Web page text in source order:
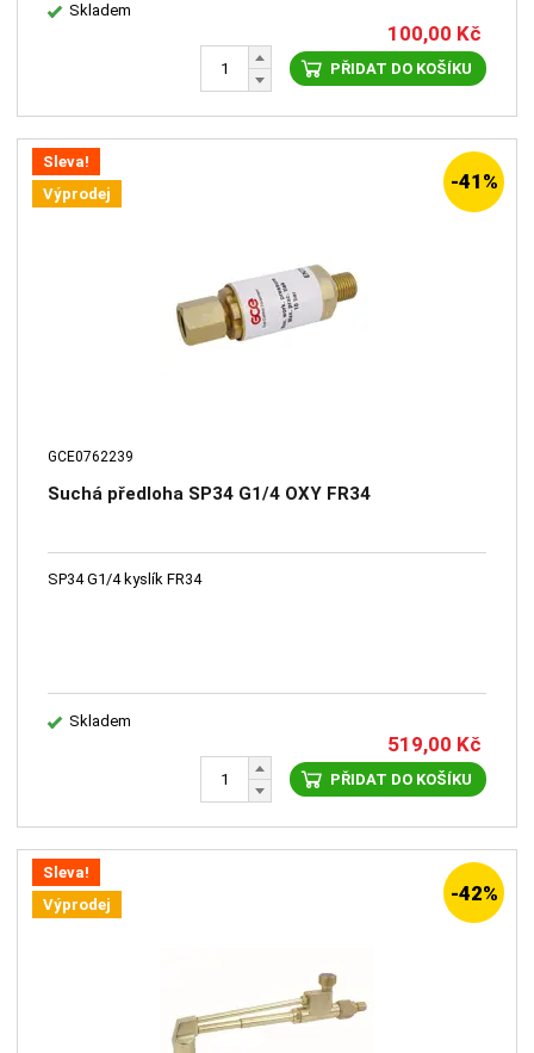
Skladem
100,00 Kč
PŘIDAT DO KOŠÍKU
Sleva!
Výprodej
-41%
GCE0762239
Suchá předloha SP34 G1/4 OXY FR34
SP34 G1/4 kyslík FR34
Skladem
519,00 Kč
PŘIDAT DO KOŠÍKU
Sleva!
Výprodej
-42%